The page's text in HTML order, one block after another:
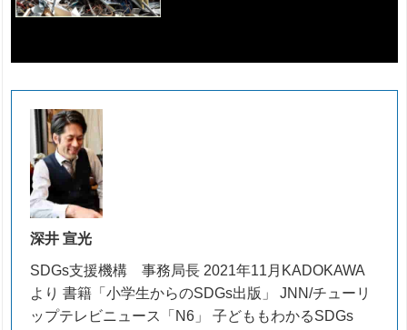
深井 宣光
SDGs支援機構 事務局長 2021年11月KADOKAWA
より 書籍「小学生からのSDGs出版」 JNN/チューリ
ップテレビニュース「N6」 子どももわかるSDGs